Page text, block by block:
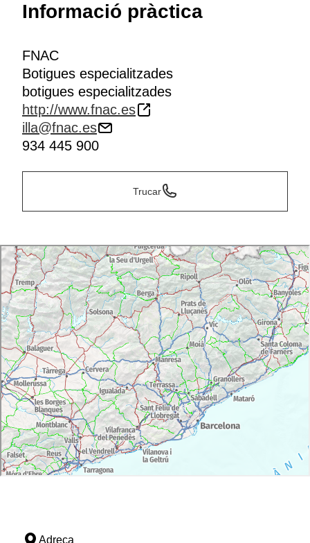
Informació pràctica
FNAC
Botigues especialitzades
botigues especialitzades
http://www.fnac.es
illa@fnac.es
934 445 900
Trucar
Adreça